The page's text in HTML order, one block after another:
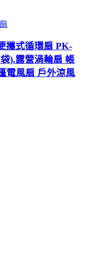
攜式循環扇 PK-
).露營渦輪扇 帳
電風扇 戶外涼風